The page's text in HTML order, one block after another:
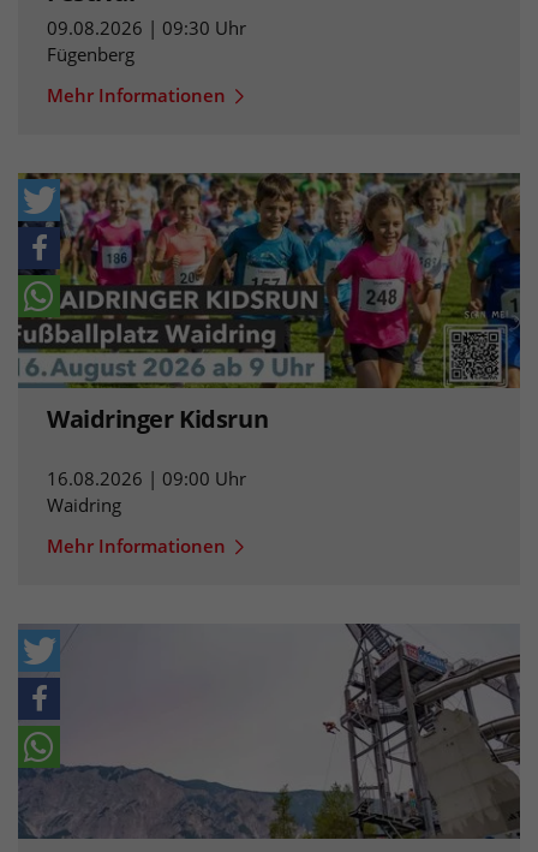
09.08.2026 | 09:30 Uhr
Fügenberg
Mehr Informationen
Waidringer Kidsrun
16.08.2026 | 09:00 Uhr
Waidring
Mehr Informationen